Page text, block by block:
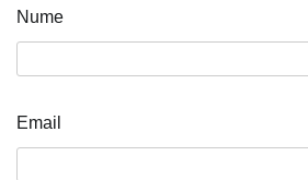
Nume
Email